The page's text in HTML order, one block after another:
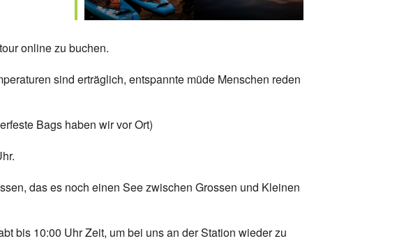
online zu buchen.
sind erträglich, entspannte müde Menschen reden
Bags haben wir vor Ort)
das es noch einen See zwischen Grossen und Kleinen
bis 10:00 Uhr Zeit, um bei uns an der Station wieder zu